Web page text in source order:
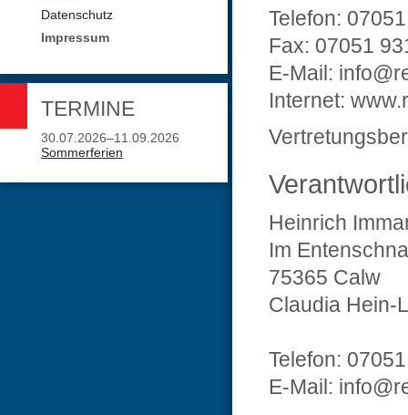
Telefon:
Fax: 07051
E-Mail:
Internet:
Heinrich
Im
75365 Calw
Claudia Hein-
Telefon:
E-Mail:
Datenschutz
Impressum
TERMINE
30.07.2026–11.09.2026
Sommerferien